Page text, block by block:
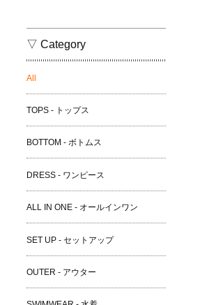
▽ Category
All
TOPS - トップス
BOTTOM - ボトムス
DRESS - ワンピース
ALL IN ONE - オールインワン
SET UP - セットアップ
OUTER - アウター